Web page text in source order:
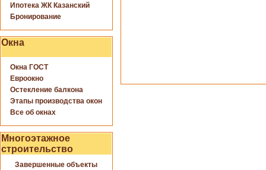
Ипотека ЖК Казанский
Бронирование
Окна
Окна ГОСТ
Евроокно
Остекление балкона
Этапы производства окон
Все об окнах
Многоэтажное
строительство
Завершенные объекты